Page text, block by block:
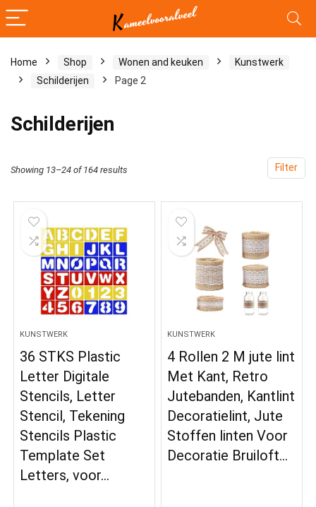
Home Shop Wonen and keuken
Kunstwerk
Schilderijen
Page 2
Schilderijen
Filter
Showing 13–24 of 164 results
KUNSTWERK
36 STKS Plastic
Letter Digitale
Stencils, Letter
Stencil, Tekening
Stencils Plastic
Template Set
Letters, voor…
KUNSTWERK
4 Rollen 2 M jute lint
Met Kant, Retro
Jutebanden, Kantlint
Decoratielint, Jute
Stoffen linten Voor
Decoratie Bruiloft…